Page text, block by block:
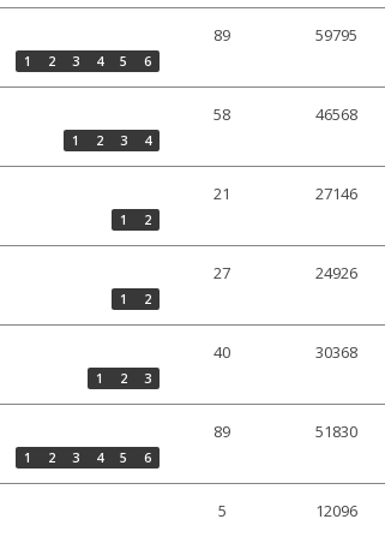
1 2 3 4 5 6
89 59795
1 2 3 4
58 46568
1 2
21 27146
1 2
27 24926
1 2 3
40 30368
1 2 3 4 5 6
89 51830
5 12096